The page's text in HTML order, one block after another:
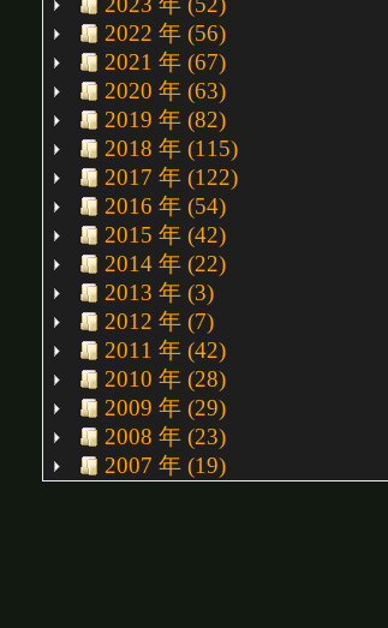
2022 年 (56)
2021 年 (67)
2020 年 (63)
2019 年 (82)
2018 年 (115)
2017 年 (122)
2016 年 (54)
2015 年 (42)
2014 年 (22)
2013 年 (3)
2012 年 (7)
2011 年 (42)
2010 年 (28)
2009 年 (29)
2008 年 (23)
2007 年 (19)